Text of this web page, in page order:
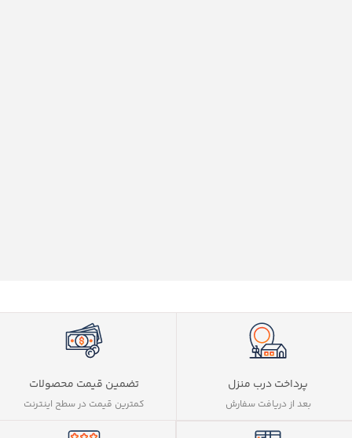
پرداخت درب منزل
بعد از دریافت سفارش
تضمین قیمت محصولات
کمترین قیمت در سطح اینترنت